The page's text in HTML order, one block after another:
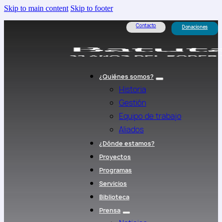
Skip to main content Skip to footer
Contacto Donaciones
¿Quiénes somos?
Historia
Gestión
Equipo de trabajo
Aliados
¿Dónde estamos?
Proyectos
Programas
Servicios
Biblioteca
Prensa